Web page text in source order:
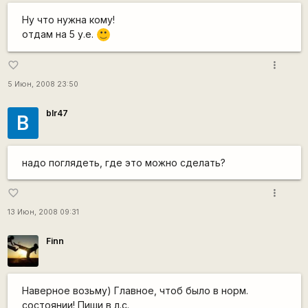
Ну что нужна кому!
отдам на 5 у.е.
:)
favorite_border
5 Июн, 2008 23:50
more_vert
B blr47
надо поглядеть, где это можно сделать?
favorite_border
13 Июн, 2008 09:31
more_vert
Finn
Наверное возьму) Главное, чтоб было в норм.
состоянии! Пиши в л.с.